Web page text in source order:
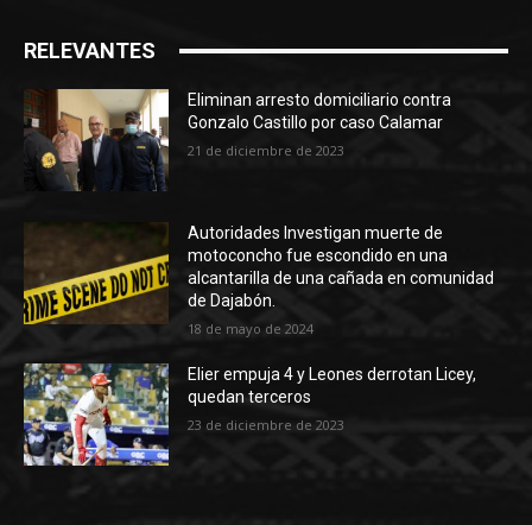
RELEVANTES
Eliminan arresto domiciliario contra
Gonzalo Castillo por caso Calamar
21 de diciembre de 2023
Autoridades Investigan muerte de
motoconcho fue escondido en una
alcantarilla de una cañada en comunidad
de Dajabón.
18 de mayo de 2024
Elier empuja 4 y Leones derrotan Licey,
quedan terceros
23 de diciembre de 2023